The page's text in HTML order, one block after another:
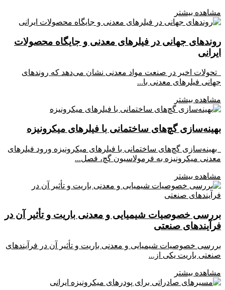
مشاهده بیشتر
روندهای جهانی در فیلرهای معدنی و جایگاه محصولات
ایرانی
تحولات اخیر در صنعت مواد معدنی نشان می‌دهد که روندهای
جهانی فیلرهای معدنی با...
مشاهده بیشتر
بهینه‌سازی گچ‌های ساختمانی با فیلرهای میکرونیزه
بهینه‌سازی گچ‌های ساختمانی با فیلرهای میکرونیزه ورود فیلرهای
معدنی میکرونیزه به فرمولاسیون گچ، فصل...
مشاهده بیشتر
بررسی خصوصیات شیمیایی و معدنی باریت و تأثیر آن در
فرآیندهای صنعتی
بررسی خصوصیات شیمیایی و معدنی باریت و تأثیر آن در فرآیندهای
صنعتی باریت یکی از...
مشاهده بیشتر